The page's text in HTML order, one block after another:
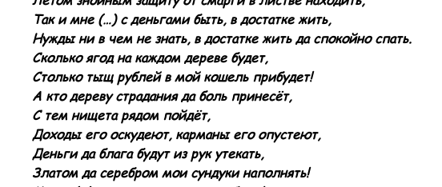
Так и мне (…) с деньгами быть, в достатке жить,
Нужды ни в чем не знать, в достатке жить да спокойно спать.
Сколько ягод на каждом дереве будет,
Столько тыщ рублей в мой кошель прибудет!
А кто дереву страдания да боль принесёт,
С тем нищета рядом пойдёт,
Доходы его оскудеют, карманы его опустеют,
Деньги да блага будут из рук утекать,
Златом да серебром мои сундуки наполнять!